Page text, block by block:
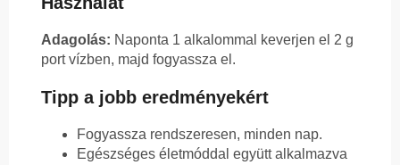
Adagolás: Naponta 1 alkalommal keverjen el 2 g
port vízben, majd fogyassza el.
Tipp a jobb eredményekért
Fogyassza rendszeresen, minden nap.
Egészséges életmóddal együtt alkalmazva